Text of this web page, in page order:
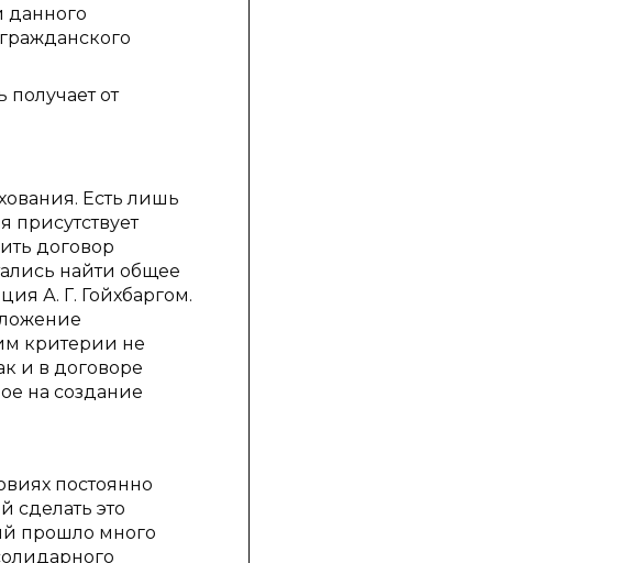
данного
получает от
Есть лишь
присутствует
договор
найти общее
А. Г. Гойхбаргом.
критерии не
и в договоре
на создание
постоянно
это
прошло много